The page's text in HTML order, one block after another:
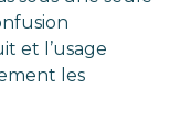
et l’usage
les